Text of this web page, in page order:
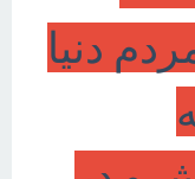
دنیا